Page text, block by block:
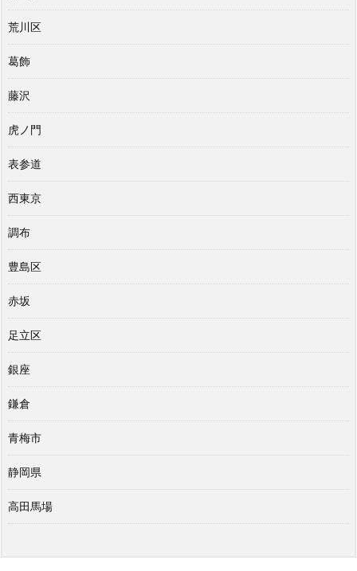
荒川区
葛飾
藤沢
虎ノ門
表参道
西東京
調布
豊島区
赤坂
足立区
銀座
鎌倉
青梅市
静岡県
高田馬場